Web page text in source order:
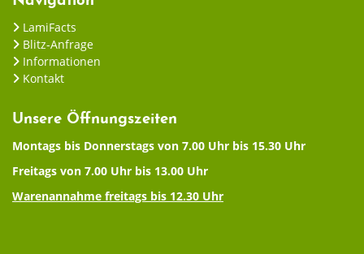
LamiFacts
Blitz-Anfrage
Informationen
Kontakt
Unsere Öffnungszeiten
Montags bis Donnerstags von 7.00 Uhr bis 15.30 Uhr
Freitags von 7.00 Uhr bis 13.00 Uhr
Warenannahme freitags bis 12.30 Uhr